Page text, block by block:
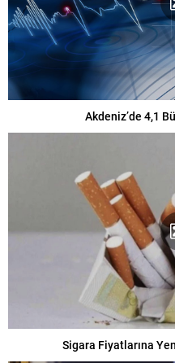
Akdeniz’de 4,1
Sigara Fiyatlarına